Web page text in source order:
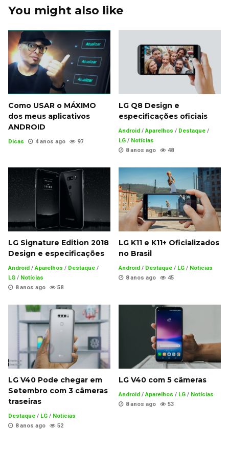
You might also like
Como USAR o MÁXIMO
dos meus aplicativos
ANDROID
Dicas 4 anos ago 97
LG Q8 Design e
especificações oficiais
Android /Aparelhos / Destaque /
LG / Notícias
8 anos ago
48
LG Signature Edition 2018
Design e especificações
Android /Aparelhos / Destaque /
LG / Notícias
8 anos ago
58
LG K11 e K11+ Oficializados
no Brasil
Android / Destaque / LG / Notícias
8 anos ago
45
LG V40 Pode chegar em
Setembro com 3 câmeras
traseiras
Destaque / LG / Notícias
8 anos ago
52
LG V40 com 5 câmeras
Android /Aparelhos / LG / Notícias
8 anos ago
53